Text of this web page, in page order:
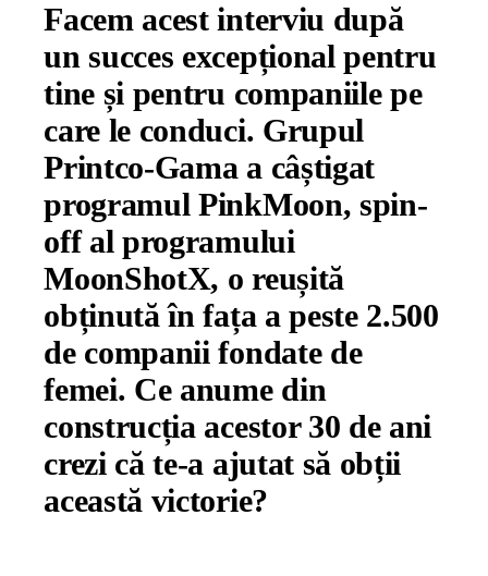
Facem acest interviu după
un succes excepțional pentru
tine și pentru companiile pe
care le conduci. Grupul
Printco-Gama a câștigat
programul PinkMoon, spin-
off al programului
MoonShotX, o reușită
obținută în fața a peste 2.500
de companii fondate de
femei. Ce anume din
construcția acestor 30 de ani
crezi că te-a ajutat să obții
această victorie?